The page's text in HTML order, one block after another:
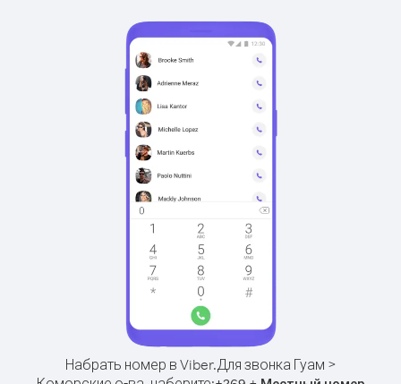
Набрать номер в Viber.Для звонка Гуам >